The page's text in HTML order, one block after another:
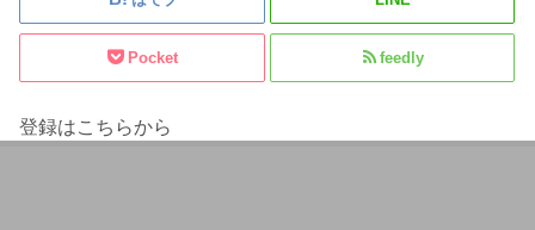
Pocket feedly
登録はこちらから